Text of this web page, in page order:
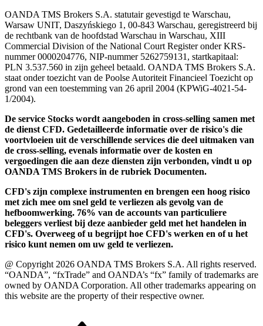
OANDA TMS Brokers S.A. statutair gevestigd te Warschau,
Warsaw UNIT, Daszyńskiego 1, 00-843 Warschau, geregistreerd bij
de rechtbank van de hoofdstad Warschau in Warschau, XIII
Commercial Division of the National Court Register onder KRS-
nummer 0000204776, NIP-nummer 5262759131, startkapitaal:
PLN 3.537.560 in zijn geheel betaald. OANDA TMS Brokers S.A.
staat onder toezicht van de Poolse Autoriteit Financieel Toezicht op
grond van een toestemming van 26 april 2004 (KPWiG-4021-54-
1/2004).
De service Stocks wordt aangeboden in cross-selling samen met
de dienst CFD. Gedetailleerde informatie over de risico's die
voortvloeien uit de verschillende services die deel uitmaken van
de cross-selling, evenals informatie over de kosten en
vergoedingen die aan deze diensten zijn verbonden, vindt u op
OANDA TMS Brokers in de rubriek Documenten.
CFD's zijn complexe instrumenten en brengen een hoog risico
met zich mee om snel geld te verliezen als gevolg van de
hefboomwerking. 76% van de accounts van particuliere
beleggers verliest bij deze aanbieder geld met het handelen in
CFD's. Overweeg of u begrijpt hoe CFD's werken en of u het
risico kunt nemen om uw geld te verliezen.
@ Copyright 2026 OANDA TMS Brokers S.A. All rights reserved.
“OANDA”, “fxTrade” and OANDA’s “fx” family of trademarks are
owned by OANDA Corporation. All other trademarks appearing on
this website are the property of their respective owner.